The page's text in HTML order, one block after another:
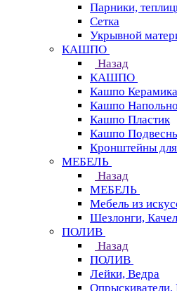
Парники,
Сетка
Укрывной
КАШПО
Назад
КАШПО
Кашпо Керамика
Кашпо
Кашпо Пластик
Кашпо
Кронштейны
МЕБЕЛЬ
Назад
МЕБЕЛЬ
Мебель из
Шезлонги,
ПОЛИВ
Назад
ПОЛИВ
Лейки, Ведра